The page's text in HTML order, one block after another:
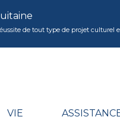
de tout type de projet culturel
VIE